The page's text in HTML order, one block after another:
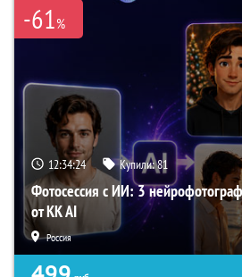
-61%
12:34:23 Купили:81
Фотосессия с ИИ: 3
от KK AI
Россия